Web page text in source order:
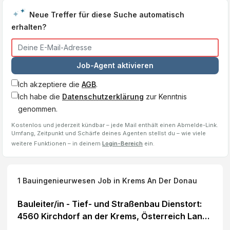
Neue Treffer für diese Suche automatisch
erhalten?
Job-Agent aktivieren
Ich akzeptiere die AGB.
Ich habe die Datenschutzerklärung zur Kenntnis
genommen.
Kostenlos und jederzeit kündbar – jede Mail enthält einen Abmelde-Link.
Umfang, Zeitpunkt und Schärfe deines Agenten stellst du – wie viele
weitere Funktionen – in deinem Login-Bereich ein.
1 Bauingenieurwesen Job in Krems An Der Donau
Bauleiter/in - Tief- und Straßenbau Dienstort:
4560 Kirchdorf an der Krems, Österreich Land: